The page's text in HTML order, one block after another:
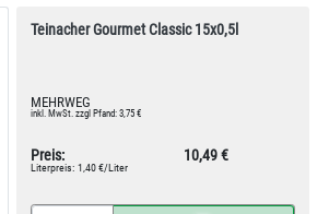
Teinacher Gourmet Classic 15x0,5l
MEHRWEG
inkl. MwSt. zzgl Pfand: 3,75 €
Preis: 10,49 €
Literpreis: 1,40 €/Liter